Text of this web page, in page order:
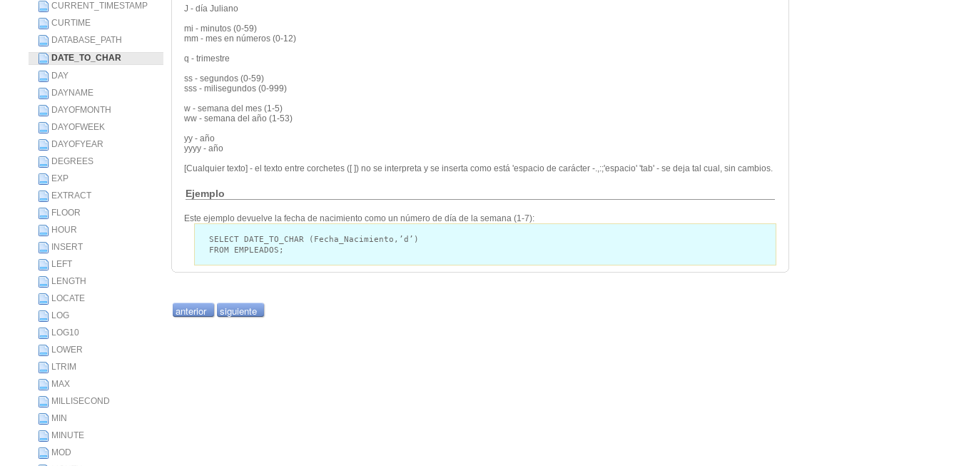
CURRENT_TIMESTAMP
CURTIME
DATABASE_PATH
DATE_TO_CHAR
DAY
DAYNAME
DAYOFMONTH
DAYOFWEEK
DAYOFYEAR
DEGREES
EXP
EXTRACT
FLOOR
HOUR
INSERT
LEFT
LENGTH
LOCATE
LOG
LOG10
LOWER
LTRIM
MAX
MILLISECOND
MIN
MINUTE
MOD
J - día Juliano
mi - minutos (0-59)
mm - mes en números (0-12)
q - trimestre
ss - segundos (0-59)
sss - milisegundos (0-999)
w - semana del mes (1-5)
ww - semana del año (1-53)
yy - año
yyyy - año
[Cualquier texto] - el texto entre corchetes ([ ]) no se interpreta y se inserta como está 'espacio de carácter -.,:;'espacio' 'tab' - se deja tal cual, sin cambios.
Ejemplo
Este ejemplo devuelve la fecha de nacimiento como un número de día de la semana (1-7):
SELECT DATE_TO_CHAR (Fecha_Nacimiento,’d’)
FROM EMPLEADOS;
anterior siguiente